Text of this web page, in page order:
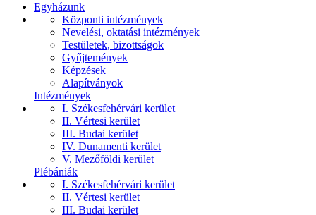
Egyházunk
Központi intézmények
Nevelési, oktatási intézmények
Testületek, bizottságok
Gyűjtemények
Képzések
Alapítványok
Intézmények
I. Székesfehérvári kerület
II. Vértesi kerület
III. Budai kerület
IV. Dunamenti kerület
V. Mezőföldi kerület
Plébániák
I. Székesfehérvári kerület
II. Vértesi kerület
III. Budai kerület